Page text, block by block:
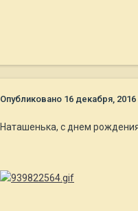
Опубликовано 16 декабря, 2016
Наташенька, с днем